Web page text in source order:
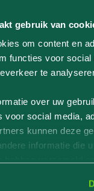
gebruik van
om content en
functies voor social
te
over uw
voor social media,
kunnen deze
informatie die